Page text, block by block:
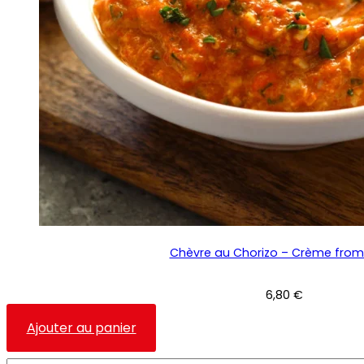
Chèvre au Chorizo – Crème
6,80 €
Ajouter au panier
produit